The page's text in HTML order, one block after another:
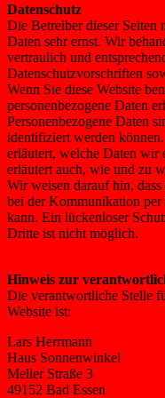
Datenschutz
Die Betreiber dieser Seiten
Daten sehr ernst. Wir
vertraulich und
Datenschutzvorschriften
Wenn Sie diese Website
personenbezogene Daten
Personenbezogene Daten
identifiziert werden
erläutert, welche Daten wir
erläutert auch, wie und zu
Wir weisen darauf hin,
bei der Kommunikation
kann. Ein lückenloser
Dritte ist nicht möglich.
Hinweis zur
Die verantwortliche Stelle
Website ist:
Lars Herrmann
Haus Sonnenwinkel
Meller Straße 3
49152 Bad Essen